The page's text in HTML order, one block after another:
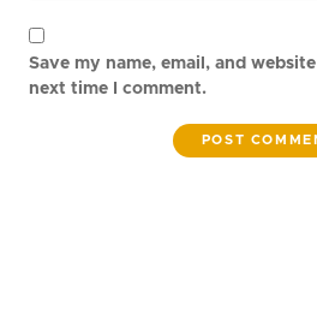
Save my name, email, and
next time I comment.